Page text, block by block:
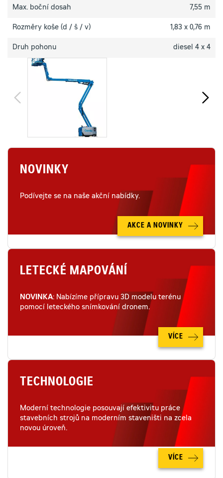
Max. boční dosah 7,55 m
Rozměry koše (d / š / v) 1,83 x 0,76 m
Druh pohonu diesel 4 x 4
NOVINKY
Podívejte se na naše akční nabídky.
AKCE A NOVINKY
LETECKÉ MAPOVÁNÍ
NOVINKA: Nabízíme přípravu 3D modelu terénu
pomocí leteckého snímkování dronem.
VÍCE
TECHNOLOGIE
Moderní technologie posouvají efektivitu práce
stavebních strojů na moderním staveništi na zcela
novou úroveň.
VÍCE